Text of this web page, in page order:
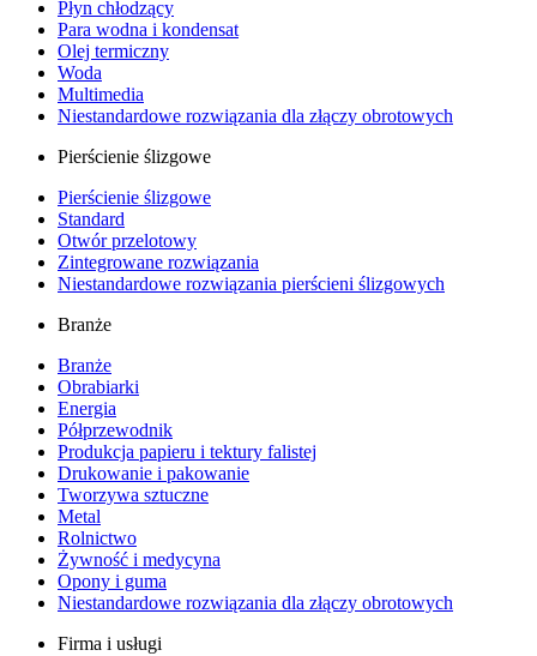
Płyn chłodzący
Para wodna i kondensat
Olej termiczny
Woda
Multimedia
Niestandardowe rozwiązania dla złączy obrotowych
Pierścienie ślizgowe
Pierścienie ślizgowe
Standard
Otwór przelotowy
Zintegrowane rozwiązania
Niestandardowe rozwiązania pierścieni ślizgowych
Branże
Branże
Obrabiarki
Energia
Półprzewodnik
Produkcja papieru i tektury falistej
Drukowanie i pakowanie
Tworzywa sztuczne
Metal
Rolnictwo
Żywność i medycyna
Opony i guma
Niestandardowe rozwiązania dla złączy obrotowych
Firma i usługi